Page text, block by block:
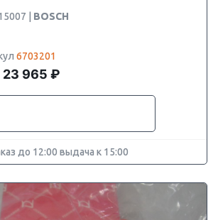
| BOSCH
6703201
23 965 ₽
до 12:00 выдача к 15:00